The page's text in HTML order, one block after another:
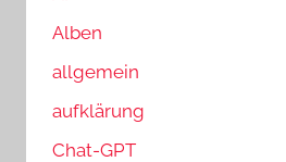
a
c
Alben
allgemein
aufklärung
Chat-GPT